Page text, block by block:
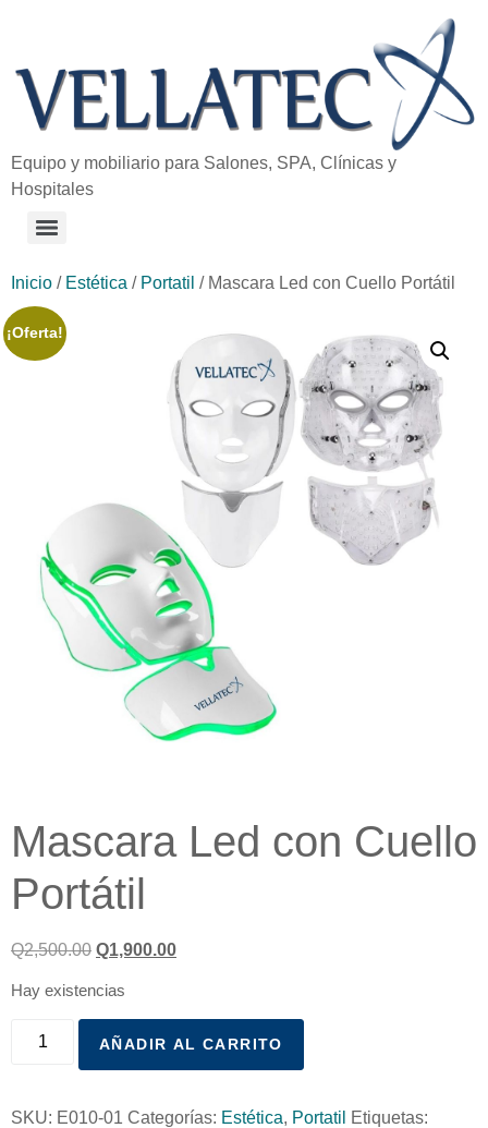
Equipo y mobiliario para Salones, SPA, Clínicas y
Hospitales
Inicio / Estética / Portatil / Mascara Led con Cuello Portátil
¡Oferta!
Mascara Led con Cuello
Portátil
Q2,500.00 Q1,900.00
Hay existencias
AÑADIR AL CARRITO
SKU: E010-01 Categorías: Estética, Portatil
Etiquetas: